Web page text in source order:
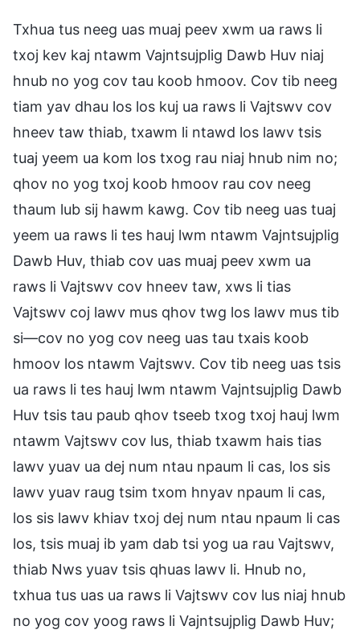
Txhua tus neeg uas muaj peev xwm ua raws li
txoj kev kaj ntawm Vajntsujplig Dawb Huv niaj
hnub no yog cov tau koob hmoov. Cov tib neeg
tiam yav dhau los los kuj ua raws li Vajtswv cov
hneev taw thiab, txawm li ntawd los lawv tsis
tuaj yeem ua kom los txog rau niaj hnub nim no;
qhov no yog txoj koob hmoov rau cov neeg
thaum lub sij hawm kawg. Cov tib neeg uas tuaj
yeem ua raws li tes hauj lwm ntawm Vajntsujplig
Dawb Huv, thiab cov uas muaj peev xwm ua
raws li Vajtswv cov hneev taw, xws li tias
Vajtswv coj lawv mus qhov twg los lawv mus tib
si—cov no yog cov neeg uas tau txais koob
hmoov los ntawm Vajtswv. Cov tib neeg uas tsis
ua raws li tes hauj lwm ntawm Vajntsujplig Dawb
Huv tsis tau paub qhov tseeb txog txoj hauj lwm
ntawm Vajtswv cov lus, thiab txawm hais tias
lawv yuav ua dej num ntau npaum li cas, los sis
lawv yuav raug tsim txom hnyav npaum li cas,
los sis lawv khiav txoj dej num ntau npaum li cas
los, tsis muaj ib yam dab tsi yog ua rau Vajtswv,
thiab Nws yuav tsis qhuas lawv li. Hnub no,
txhua tus uas ua raws li Vajtswv cov lus niaj hnub
no yog cov yoog raws li Vajntsujplig Dawb Huv;